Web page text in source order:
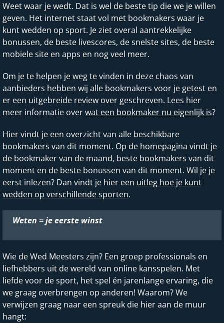
Weet waar je wedt. Dat is wel de beste tip die we je willen
geven. Het internet staat vol met bookmakers waar je
kunt wedden op sport. Je ziet overal aantrekkelijke
bonussen, de beste livescores, de snelste sites, de beste
mobiele site en apps en nog veel meer.
Om je te helpen je weg te vinden in deze chaos van
aanbieders hebben wij alle bookmakers voor je getest en
er een uitgebreide review over geschreven. Lees hier
meer informatie overwat een bookmaker nu eigenlijk is?
Hier vindt je een overzicht van alle beschikbare
bookmakers van dit moment. Op de homepagina vindt je
de bookmaker van de maand, beste bookmakers van dit
moment en de beste bonussen van dit moment. Wil je je
eerst inlezen? Dan vindt je hier een uitleg hoe je kunt
wedden op verschillende sporten.
Weten = je eerste winst
Wie de Wed Meesters zijn? Een groep professionals en
liefhebbers uit de wereld van online kansspelen. Met
liefde voor de sport, het spel én jarenlange ervaring, die
we graag overbrengen op anderen! Waarom? We
verwijzen graag naar een spreuk die hier aan de muur
hangt: